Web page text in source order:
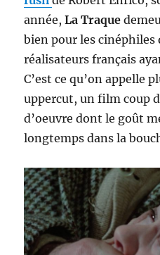
année,La Traque
bien pour les cinéphiles
réalisateurs français
C’est ce qu’on appelle
uppercut, un film coup
d’oeuvre dont le goût
longtemps dans la